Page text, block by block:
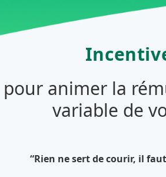
animer la
variable de
“Rien ne sert de courir, il